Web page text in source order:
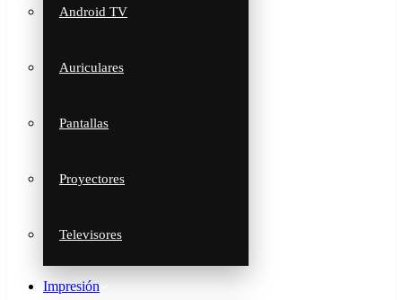
Android TV
Auriculares
Pantallas
Proyectores
Televisores
Impresión